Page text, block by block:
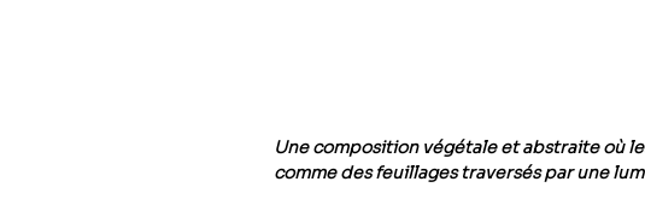
Une composition végétale et abstraite où
comme des feuillages traversés par une